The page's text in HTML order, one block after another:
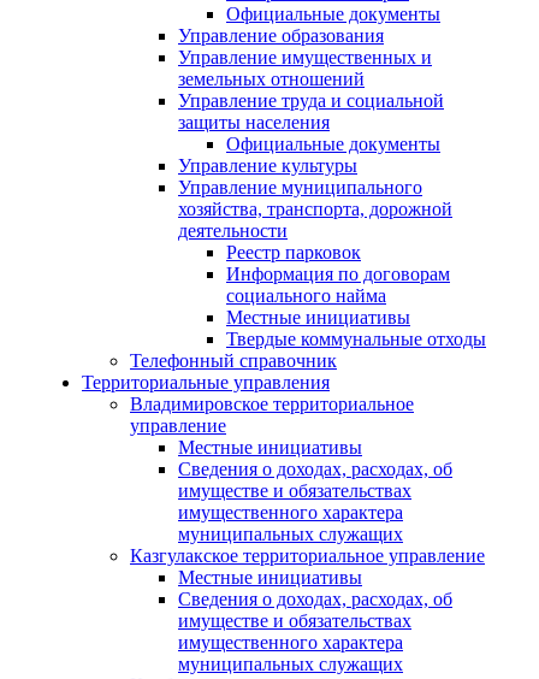
Официальные документы
Управление образования
Управление имущественных и
земельных отношений
Управление труда и социальной
защиты населения
Официальные документы
Управление культуры
Управление муниципального
хозяйства, транспорта, дорожной
деятельности
Реестр парковок
Информация по договорам
социального найма
Местные инициативы
Твердые коммунальные отходы
Телефонный справочник
Территориальные управления
Владимировское территориальное
управление
Местные инициативы
Сведения о доходах, расходах, об
имуществе и обязательствах
имущественного характера
муниципальных служащих
Казгулакское территориальное управление
Местные инициативы
Сведения о доходах, расходах, об
имуществе и обязательствах
имущественного характера
муниципальных служащих